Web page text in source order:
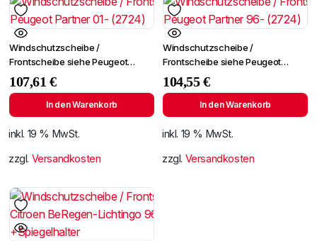
Windschutzscheibe /
Frontscheibe siehe Peugeot
Partner 01- (2724)
107,61€
In den Warenkorb
inkl. 19 % MwSt.
zzgl. Versandkosten
Windschutzscheibe /
Frontscheibe siehe Peugeot
Partner 96- (2724)
104,55€
In den Warenkorb
inkl. 19 % MwSt.
zzgl. Versandkosten